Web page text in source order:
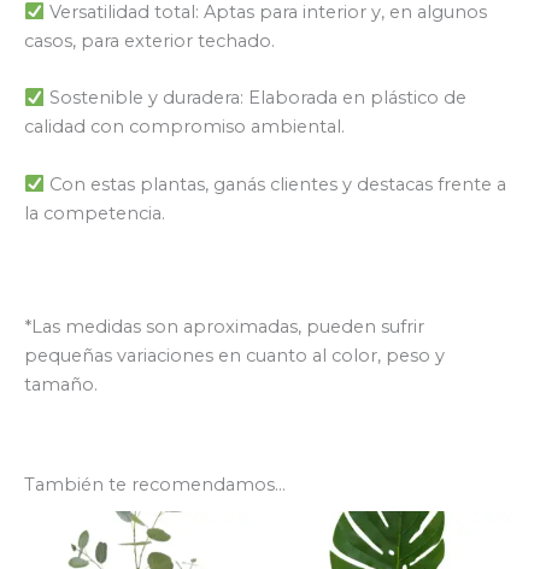
Versatilidad total: Aptas para interior y, en algunos
casos, para exterior techado.
Sostenible y duradera: Elaborada en plástico de
calidad con compromiso ambiental.
Con estas plantas, ganás clientes y destacas frente a
la competencia.
*Las medidas son aproximadas, pueden sufrir
pequeñas variaciones en cuanto al color, peso y
tamaño.
También te recomendamos…